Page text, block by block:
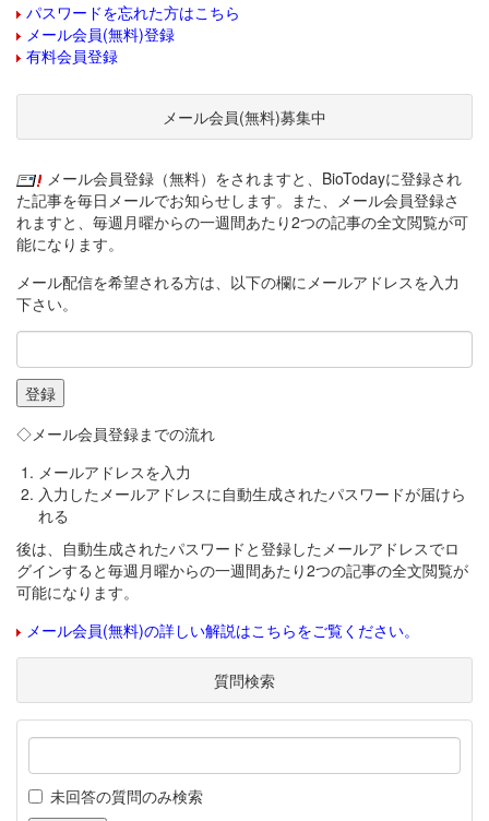
パスワードを忘れた方はこちら
メール会員(無料)登録
有料会員登録
メール会員(無料)募集中
メール会員登録（無料）をされますと、BioTodayに登録され
た記事を毎日メールでお知らせします。また、メール会員登録さ
れますと、毎週月曜からの一週間あたり2つの記事の全文閲覧が可
能になります。
メール配信を希望される方は、以下の欄にメールアドレスを入力
下さい。
◇メール会員登録までの流れ
メールアドレスを入力
入力したメールアドレスに自動生成されたパスワードが届けら
れる
後は、自動生成されたパスワードと登録したメールアドレスでロ
グインすると毎週月曜からの一週間あたり2つの記事の全文閲覧が
可能になります。
メール会員(無料)の詳しい解説はこちらをご覧ください。
質問検索
未回答の質問のみ検索